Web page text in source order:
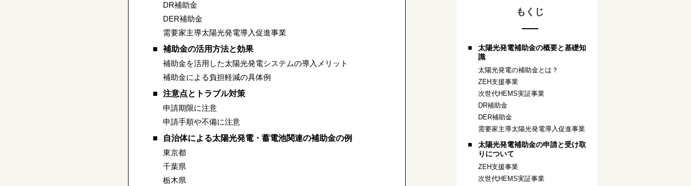
DR補助金
DER補助金
需要家主導太陽光発電導入促進事業
補助金の活用方法と効果
補助金を活用した太陽光発電システムの導入メリット
補助金による負担軽減の具体例
注意点とトラブル対策
申請期限に注意
申請手順や不備に注意
自治体による太陽光発電・蓄電池関連の補助金の例
東京都
千葉県
栃木県
もくじ
太陽光発電補助金の概要と基礎知
識
太陽光発電の補助金とは？
ZEH支援事業
次世代HEMS実証事業
DR補助金
DER補助金
需要家主導太陽光発電導入促進事業
太陽光発電補助金の申請と受け取
りについて
ZEH支援事業
次世代HEMS実証事業